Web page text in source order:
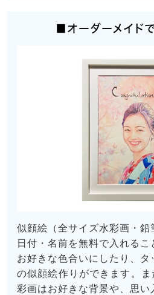
■オーダーメイド
似顔絵（全サイズ水彩画・鉛
日付・名前を無料で入れる
お好きな色合いにしたり、タ
の似顔絵作りができます。
彩画はお好きな背景や、思